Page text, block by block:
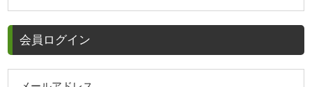
会員ログイン